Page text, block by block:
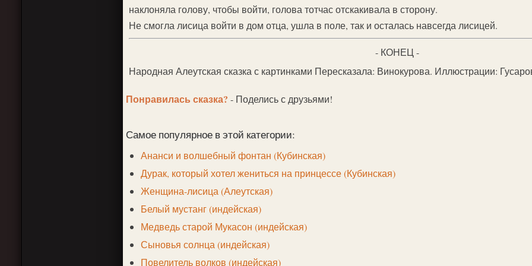
наклоняла голову, чтобы войти, голова тотчас отскакивала в сторону.
Не смогла лисица войти в дом отца, ушла в поле, так и осталась навсегда лисицей.
- КОНЕЦ -
Народная Алеутская сказка с картинками Пересказала: Винокурова. Иллюстрации:
Понравилась сказка? - Поделись с друзьями!
Самое популярное в этой категории:
Ананси и волшебный фонтан (Кубинская)
Дурак, который хотел жениться на принцессе (Кубинская)
Женщина-лисица (Алеутская)
Белый мустанг (индейская)
Медведь старой Мукасон (индейская)
Сыновья солнца (индейская)
Повелитель волков (индейская)